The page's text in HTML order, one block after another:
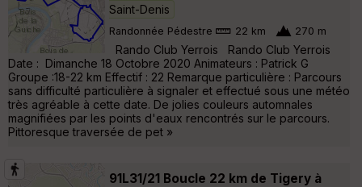
Saint-Denis
Randonnée Pédestre 22 km 270 m
Rando Club Yerrois Rando Club Yerrois
Date : Dimanche 18 Octobre 2020 Animateurs : Patrick G
Groupe :18-22 km Effectif : 22 Remarque particulière : Parcours
sans difficulté particulière à signaler et effectué sous une météo
très agréable à cette date. De jolies couleurs automnales
magnifiées par les points d'eaux rencontrés sur le parcours.
Pittoresque traversée de pet »
91L31/21 Boucle 22 km de Tigery à